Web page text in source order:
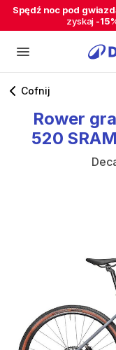
Spędź noc pod
zyskaj -
Cofnij
Rower
520 SRAM